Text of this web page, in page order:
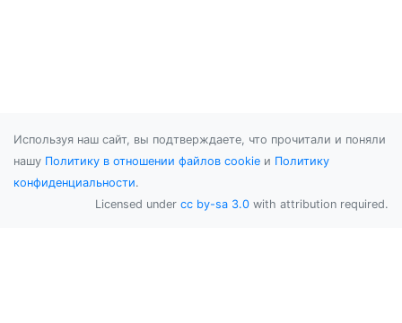
Используя наш сайт, вы подтверждаете, что прочитали и поняли
нашу Политику в отношении файлов cookie и Политику
конфиденциальности.
Licensed under cc by-sa 3.0 with attribution required.